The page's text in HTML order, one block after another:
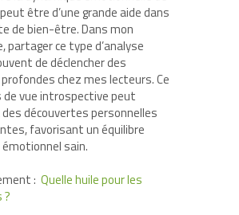
être d’une grande aide dans
de bien-être. Dans mon
partager ce type d’analyse
de déclencher des
chez mes lecteurs. Ce
de vue introspective peut
des découvertes personnelles
favorisant un équilibre
sain.
: Quelle huile pour les
?